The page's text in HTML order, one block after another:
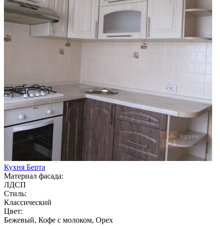
Кухня Берта
Материал фасада:
ЛДСП
Стиль:
Классический
Цвет:
Бежевый, Кофе с молоком, Орех